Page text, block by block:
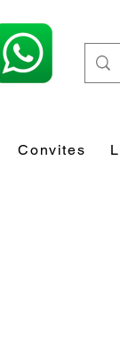
Convites